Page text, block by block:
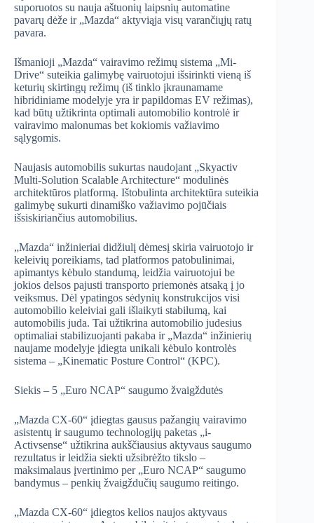
suporuotos su nauja aštuonių laipsnių automatine
pavarų dėže ir „Mazda“ aktyviąja visų varančiųjų ratų
pavara.
Išmanioji „Mazda“ vairavimo režimų sistema „Mi-
Drive“ suteikia galimybę vairuotojui išsirinkti vieną iš
keturių skirtingų režimų (iš tinklo įkraunamame
hibridiniame modelyje yra ir papildomas EV režimas),
kad būtų užtikrinta optimali automobilio kontrolė ir
vairavimo malonumas bet kokiomis važiavimo
sąlygomis.
Naujasis automobilis sukurtas naudojant „Skyactiv
Multi-Solution Scalable Architecture“ modulinės
architektūros platformą. Ištobulinta architektūra suteikia
galimybę sukurti dinamiško važiavimo pojūčiais
išsiskiriančius automobilius.
„Mazda“ inžinieriai didžiulį dėmesį skiria vairuotojo ir
keleivių poreikiams, tad platformos patobulinimai,
apimantys kėbulo standumą, leidžia vairuotojui be
jokios delsos pajusti transporto priemonės atsaką į jo
veiksmus. Dėl ypatingos sėdynių konstrukcijos visi
automobilio keleiviai gali išlaikyti stabilumą, kai
automobilis juda. Tai užtikrina automobilio judesius
optimaliai stabilizuojanti pakaba ir „Mazda“ inžinierių
naujame modelyje įdiegta unikali kėbulo kontrolės
sistema – „Kinematic Posture Control“ (KPC).
Siekis – 5 „Euro NCAP“ saugumo žvaigždutės
„Mazda CX-60“ įdiegtas gausus pažangių vairavimo
asistentų ir saugumo technologijų paketas „i-
Activsense“ užtikrina aukščiausius aktyvaus saugumo
rezultatus ir leidžia siekti užsibrėžto tikslo –
maksimalaus įvertinimo per „Euro NCAP“ saugumo
bandymus – penkių žvaigždučių saugumo reitingo.
„Mazda CX-60“ įdiegtos kelios naujos aktyvaus